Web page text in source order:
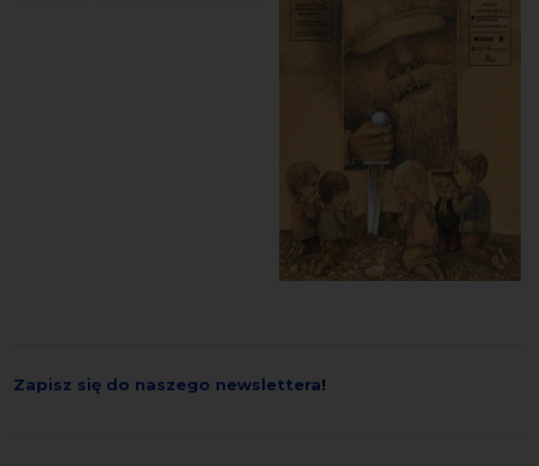
Zapisz się do naszego newslettera!